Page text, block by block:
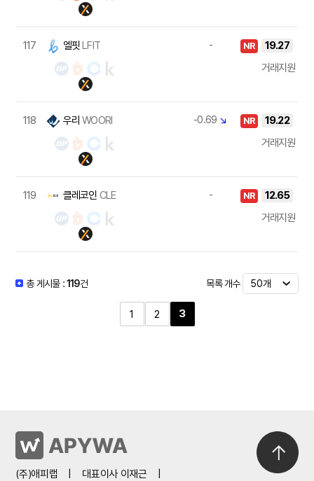
117 엘핏LFIT - NR
19.27
거래지원
118 우리WOORI -0.69 ↘ NR
19.22
거래지원
119 클레코인 CLE - NR
12.65
거래지원
총 게시물 :119건
1 2 3
목록 개수
(주)애피랩 대표이사 이재근